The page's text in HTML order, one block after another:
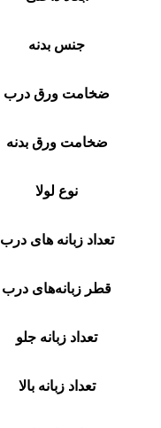
جنس بدنه
ضخامت ورق درب
ضخامت ورق بدنه
نوع لولا
تعداد زبانه های درب
قطر زبانه‌های درب
تعداد زبانه جلو
تعداد زبانه بالا